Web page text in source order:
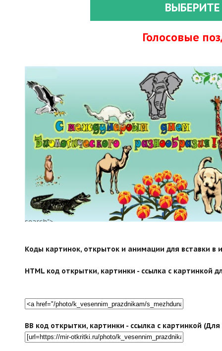
Голосовые
search">
Коды картинок, открыток и анимации для вставки в
HTML код открытки, картинки - ссылка с картинкой
BB код открытки, картинки - ссылка с картинкой